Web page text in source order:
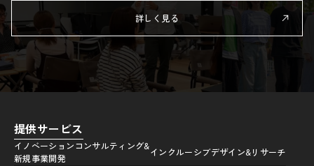
詳しく見る
提供サービス
イノベーションコンサルティング&
新規事業開発
インクルーシブデザイン&リサーチ